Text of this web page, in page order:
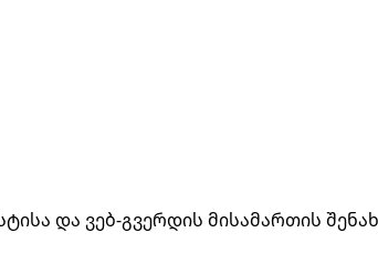
და ვებ-გვერდის მისამართის